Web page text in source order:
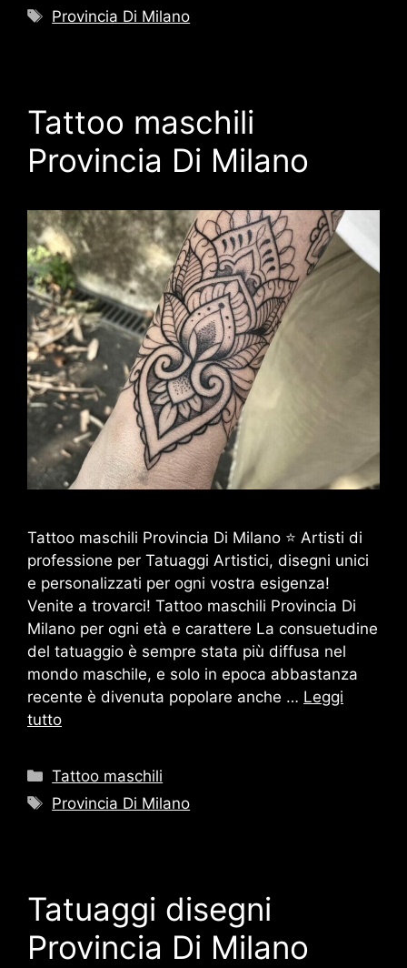
Tag
Provincia Di Milano
Tattoo maschili
Provincia Di Milano
Tattoo maschili Provincia Di Milano ⭐ Artisti di
professione per Tatuaggi Artistici, disegni unici
e personalizzati per ogni vostra esigenza!
Venite a trovarci! Tattoo maschili Provincia Di
Milano per ogni età e carattere La consuetudine
del tatuaggio è sempre stata più diffusa nel
mondo maschile, e solo in epoca abbastanza
recente è divenuta popolare anche … Leggi
tutto
Categorie
Tattoo maschili
Tag
Provincia Di Milano
Tatuaggi disegni
Provincia Di Milano